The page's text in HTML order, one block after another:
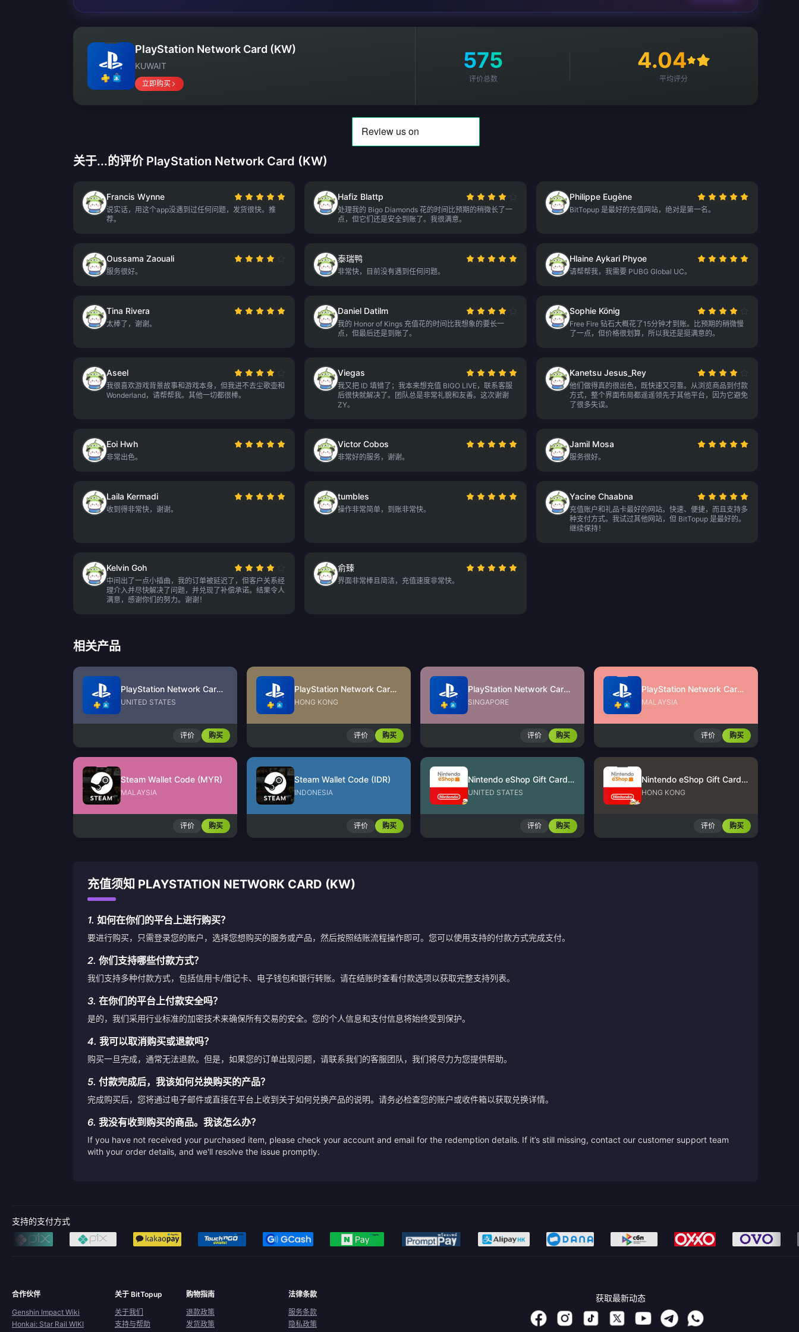
PlayStation Network Card (KW)
KUWAIT
立即购买
575
评价总数
4.04
平均评分
关于...的评价 PlayStation Network Card (KW)
Francis Wynne
说实话，用这个app没遇到过任何问题，发货很快。推
荐。
Hafiz Blattp
处理我的 Bigo Diamonds 花的时间比预期的稍微长了一
点，但它们还是安全到账了。我很满意。
Philippe Eugène
BitTopup 是最好的充值网站，绝对是第一名。
Oussama Zaouali
服务很好。
泰瑞鸭
非常快，目前没有遇到任何问题。
Hlaine Aykari Phyoe
请帮帮我，我需要 PUBG Global UC。
Tina Rivera
太棒了，谢谢。
Daniel Datilm
我的 Honor of Kings 充值花的时间比我想象的要长一
点，但最后还是到账了。
Sophie König
Free Fire 钻石大概花了15分钟才到账。比预期的稍微慢
了一点，但价格很划算，所以我还是挺满意的。
Aseel
我很喜欢游戏背景故事和游戏本身，但我进不去尘歌壶和
Wonderland，请帮帮我。其他一切都很棒。
Viegas
我又把 ID 填错了；我本来想充值 BIGO LIVE，联系客服
后很快就解决了。团队总是非常礼貌和友善。这次谢谢
ZY。
Kanetsu Jesus_Rey
他们做得真的很出色，既快速又可靠。从浏览商品到付款
方式，整个界面布局都遥遥领先于其他平台，因为它避免
了很多失误。
Eoi Hwh
非常出色。
Victor Cobos
非常好的服务，谢谢。
Jamil Mosa
服务很好。
Laila Kermadi
收到得非常快，谢谢。
tumbles
操作非常简单，到账非常快。
Yacine Chaabna
充值账户和礼品卡最好的网站。快速、便捷，而且支持多
种支付方式。我试过其他网站，但 BitTopup 是最好的。
继续保持！
Kelvin Goh
中间出了一点小插曲，我的订单被延迟了，但客户关系经
理介入并尽快解决了问题，并兑现了补偿承诺。结果令人
满意，感谢你们的努力。谢谢！
俞臻
界面非常棒且简洁，充值速度非常快。
相关产品
PlayStation Network Card (US)
UNITED STATES
评价 购买
PlayStation Network Card (HK)
HONG KONG
评价 购买
PlayStation Network Card (SG)
SINGAPORE
评价 购买
PlayStation Network Card (MY)
MALAYSIA
评价 购买
Steam Wallet Code (MYR)
MALAYSIA
评价 购买
Steam Wallet Code (IDR)
INDONESIA
评价 购买
Nintendo eShop Gift Card (US)
UNITED STATES
评价 购买
Nintendo eShop Gift Card (HK)
HONG KONG
评价 购买
充值须知 PLAYSTATION NETWORK CARD (KW)
1. 如何在你们的平台上进行购买？
要进行购买，只需登录您的账户，选择您想购买的服务或产品，然后按照结账流程操作即可。您可以使用支持的付款方式完成支付。
2. 你们支持哪些付款方式？
我们支持多种付款方式，包括信用卡/借记卡、电子钱包和银行转账。请在结账时查看付款选项以获取完整支持列表。
3. 在你们的平台上付款安全吗？
是的，我们采用行业标准的加密技术来确保所有交易的安全。您的个人信息和支付信息将始终受到保护。
4. 我可以取消购买或退款吗？
购买一旦完成，通常无法退款。但是，如果您的订单出现问题，请联系我们的客服团队，我们将尽力为您提供帮助。
5. 付款完成后，我该如何兑换购买的产品？
完成购买后，您将通过电子邮件或直接在平台上收到关于如何兑换产品的说明。请务必检查您的账户或收件箱以获取兑换详情。
6. 我没有收到购买的商品。我该怎么办？
If you have not received your purchased item, please check your account and email for the redemption details. If it’s still missing, contact our customer support team
with your order details, and we'll resolve the issue promptly.
支持的支付方式
合作伙伴
Genshin Impact Wiki
Honkai: Star Rail WIKI
关于 BitTopup
关于我们
支持与帮助
购物指南
退款政策
发货政策
法律条款
服务条款
隐私政策
获取最新动态